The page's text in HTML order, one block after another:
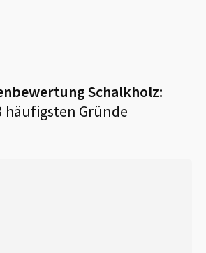
Schalkholz:
häufigsten Gründe